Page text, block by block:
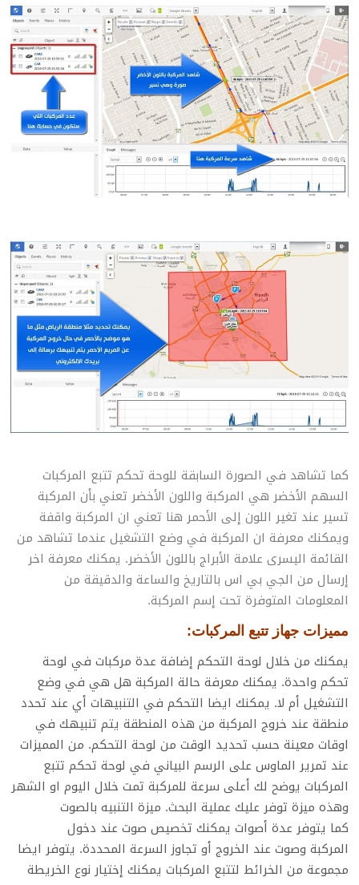
كما تشاهد في الصورة السابقة للوحة تحكم تتبع المركبات
السهم الأخضر هي المركبة واللون الأخضر تعني بأن المركبة
تسير عند تغير اللون إلى الأحمر هنا تعني ان المركبة واقفة
ويمكنك معرفة ان المركبة في وضع التشغيل عندما تشاهد من
القائمة اليسرى علامة الأبراج باللون الأخضر. يمكنك معرفة اخر
إرسال من الجي بي اس بالتاريخ والساعة والدقيقة من
المعلومات المتوفرة تحت إسم المركبة.
مميزات جهاز تتبع المركبات:
يمكنك من خلال لوحة التحكم إضافة عدة مركبات في لوحة
تحكم واحدة. يمكنك معرفة حالة المركبة هل هي في وضع
التشغيل أم لا. يمكنك ايضا التحكم في التنبيهات أي عند تحدد
منطقة عند خروج المركبة من هذه المنطقة يتم تنبيهك في
اوقات معينة حسب تحديد الوقت من لوحة التحكم. من المميزات
عند تمرير الماوس على الرسم البياني في لوحة تحكم تتبع
المركبات يوضح لك أعلى سرعة للمركبة تمت خلال اليوم او الشهر
وهذه ميزة توفر عليك عملية البحث. ميزة التنبيه بالصوت
كما يتوفر عدة أصوات يمكنك تخصيص صوت عند دخول
المركبة وصوت عند الخروج أو تجاوز السرعة المحددة. يتوفر ايضا
مجموعة من الخرائط لتتبع المركبات يمكنك إختيار نوع الخريطة